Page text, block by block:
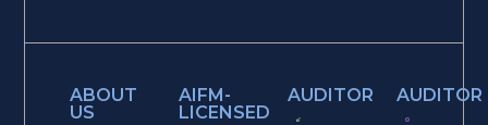
ABOUT
US
AIFM-
LICENSED
AUDITOR AUDITOR